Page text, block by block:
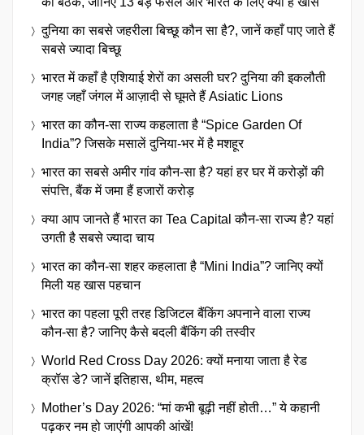
दुनिया का सबसे जहरीला बिच्छू कौन सा है?, जानें कहाँ पाए जाते हैं
सबसे ज्यादा बिच्छू
भारत में कहाँ है एशियाई शेरों का असली घर? दुनिया की इकलौती
जगह जहाँ जंगल में आज़ादी से घूमते हैं Asiatic Lions
भारत का कौन-सा राज्य कहलाता है “Spice Garden Of
India”? जिसके मसालें दुनिया-भर में है मशहूर
भारत का सबसे अमीर गांव कौन-सा है? यहां हर घर में करोड़ों की
संपत्ति, बैंक में जमा हैं हजारों करोड़
क्या आप जानते हैं भारत का Tea Capital कौन-सा राज्य है? यहां
उगती है सबसे ज्यादा चाय
भारत का कौन-सा शहर कहलाता है “Mini India”? जानिए क्यों
मिली यह खास पहचान
भारत का पहला पूरी तरह डिजिटल बैंकिंग अपनाने वाला राज्य
कौन-सा है? जानिए कैसे बदली बैंकिंग की तस्वीर
World Red Cross Day 2026: क्यों मनाया जाता है रेड
क्रॉस डे? जानें इतिहास, थीम, महत्व
Mother’s Day 2026: “मां कभी बूढ़ी नहीं होती…” ये कहानी
पढ़कर नम हो जाएंगी आपकी आंखें!